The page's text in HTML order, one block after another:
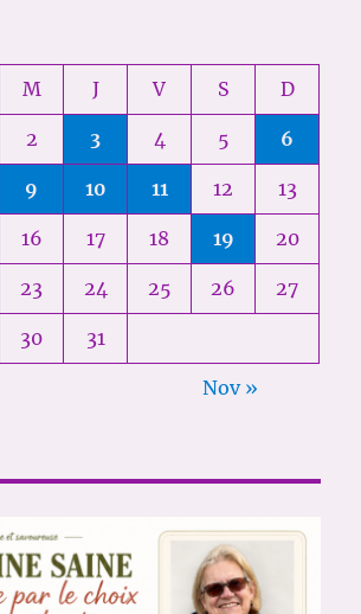
M J V S D
2 3 4 5 6
9 10 11 12 13
16 17 18 19 20
23 24 25 26 27
30 31
Nov »